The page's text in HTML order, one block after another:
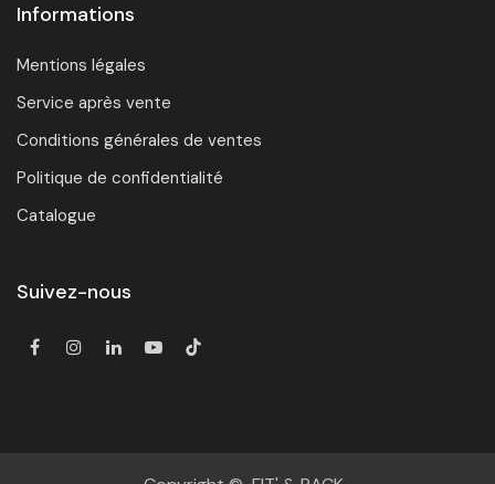
Informations
Mentions légales
Service après vente
Conditions générales de ventes
Politique de confidentialité
Catalogue
Suivez-nous